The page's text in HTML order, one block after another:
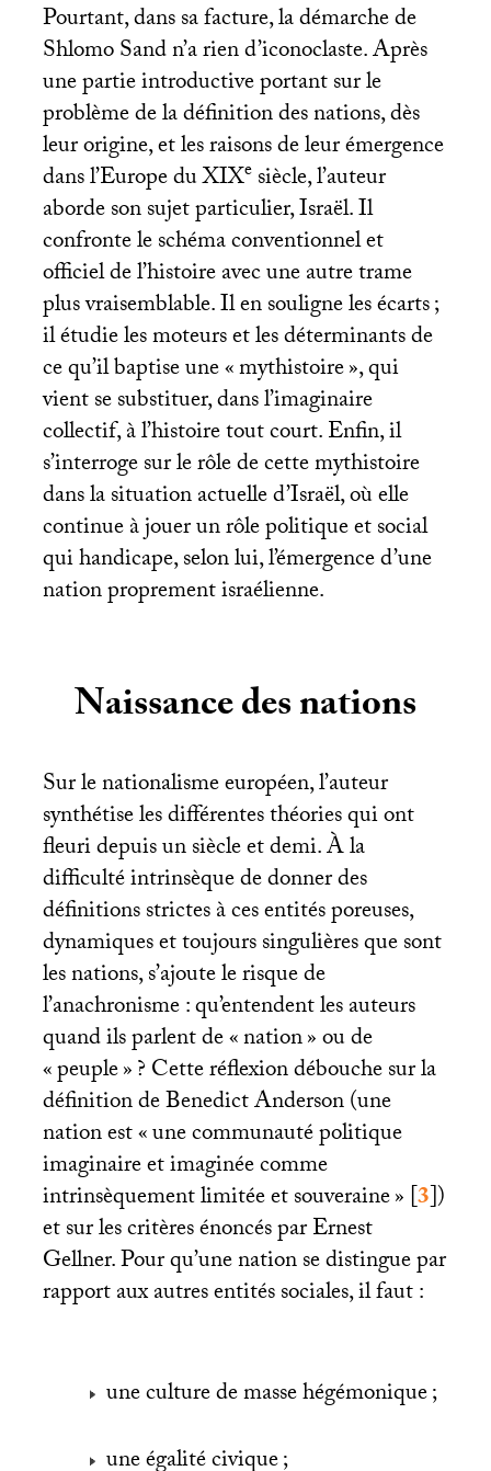
Pourtant, dans sa facture, la démarche de
Shlomo Sand n’a rien d’iconoclaste. Après
une partie introductive portant sur le
problème de la définition des nations, dès
leur origine, et les raisons de leur émergence
dans l’Europe duXIXesiècle, l’auteur
aborde son sujet particulier, Israël. Il
confronte le schéma conventionnel et
officiel de l’histoire avec une autre trame
plus vraisemblable. Il en souligne les écarts;
il étudie les moteurs et les déterminants de
ce qu’il baptise une «mythistoire», qui
vient se substituer, dans l’imaginaire
collectif, à l’histoire tout court. Enfin, il
s’interroge sur le rôle de cette mythistoire
dans la situation actuelle d’Israël, où elle
continue à jouer un rôle politique et social
qui handicape, selon lui, l’émergence d’une
nation proprement israélienne.
Naissance des nations
Sur le nationalisme européen, l’auteur
synthétise les différentes théories qui ont
fleuri depuis un siècle et demi. À la
difficulté intrinsèque de donner des
définitions strictes à ces entités poreuses,
dynamiques et toujours singulières que sont
les nations, s’ajoute le risque de
l’anachronisme : qu’entendent les auteurs
quand ils parlent de «nation» ou de
«peuple»? Cette réflexion débouche sur la
définition de Benedict Anderson (une
nation est «une communauté politique
imaginaire et imaginée comme
intrinsèquement limitée et souveraine»[3])
et sur les critères énoncés par Ernest
Gellner. Pour qu’une nation se distingue par
rapport aux autres entités sociales, il faut :
une culture de masse hégémonique;
une égalité civique;